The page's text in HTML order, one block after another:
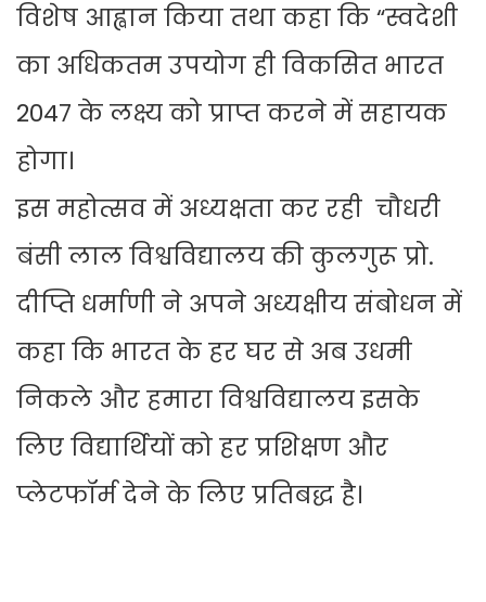
विशेष आह्वान किया तथा कहा कि “स्वदेशी
का अधिकतम उपयोग ही विकसित भारत
2047 के लक्ष्य को प्राप्त करने में सहायक
होगा।
इस महोत्सव में अध्यक्षता कर रही चौधरी
बंसी लाल विश्वविद्यालय की कुलगुरू प्रो.
दीप्ति धर्माणी ने अपने अध्यक्षीय संबोधन में
कहा कि भारत के हर घर से अब उधमी
निकले और हमारा विश्वविद्यालय इसके
लिए विद्यार्थियों को हर प्रशिक्षण और
प्लेटफॉर्म देने के लिए प्रतिबद्ध है।